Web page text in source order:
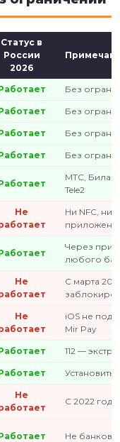
Статус в
России
2026
Без
Без
Без
Без
МТС,
Tele2
Не
Ни NFC, ни
Через
любого
Не
С марта
Не
iOS не
Mir Pay
112 —
Установить
Не
С 2022
Не